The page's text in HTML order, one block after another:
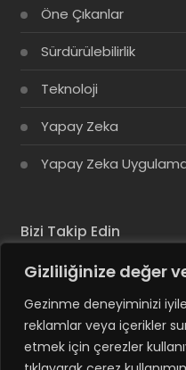
Gizliliğinize değer
Gezinme deneyiminizi
reklamlar veya içerikler
etmek için çerezler
Öne Çıkanlar
Sürdürülebilirlik
Teknoloji
Yapay Zeka
Yapay Zeka
Bizi Takip Edin